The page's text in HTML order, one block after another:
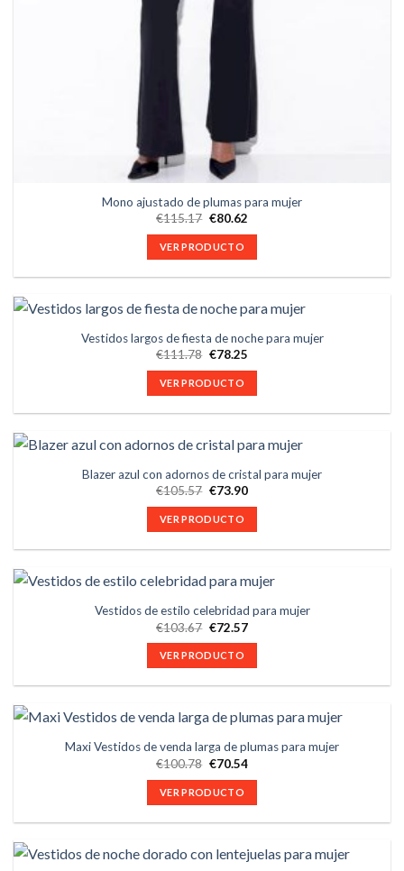
Mono ajustado de plumas para mujer
€115.17 €80.62
VER PRODUCTO
Vestidos largos de fiesta de noche para mujer
€111.78 €78.25
VER PRODUCTO
Blazer azul con adornos de cristal para mujer
€105.57 €73.90
VER PRODUCTO
Vestidos de estilo celebridad para mujer
€103.67 €72.57
VER PRODUCTO
Maxi Vestidos de venda larga de plumas para mujer
€100.78 €70.54
VER PRODUCTO